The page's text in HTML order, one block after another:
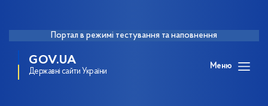
Портал в режимі тестування та наповнення
GOV.UA
Державні сайти України
Меню